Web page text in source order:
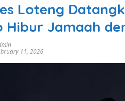
Loteng
Hibur Jamaah
11, 2026